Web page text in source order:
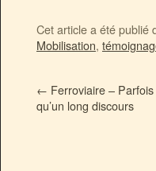
Cet article a été publié
Mobilisation,
← Ferroviaire –
qu’un long discours